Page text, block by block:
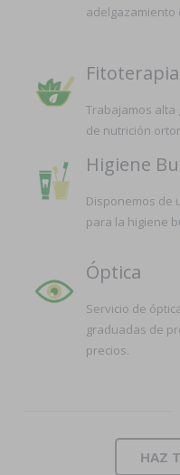
adelgazamiento
Fitoterapia
Trabajamos alta
de nutrición
Higiene
Disponemos de
para la higiene
Óptica
Servicio de
graduadas de
precios.
HAZ